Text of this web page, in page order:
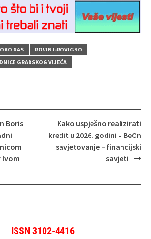
OKO NAS
ROVINJ-ROVIGNO
GRADSKOG VIJEĆA
Boris
Ivom
Kako uspješno realizirati
kredit u 2026. godini – BeOn
savjetovanje – financijski
savjeti
ISSN 3102-4416